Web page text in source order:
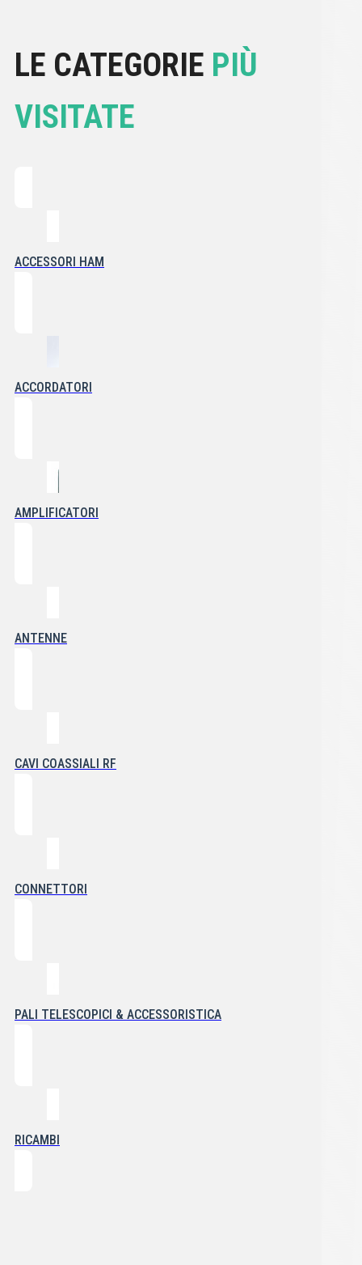
LE CATEGORIE PIÙ
VISITATE
ACCESSORI HAM
ACCORDATORI
AMPLIFICATORI
ANTENNE
CAVI COASSIALI RF
CONNETTORI
PALI TELESCOPICI & ACCESSORISTICA
RICAMBI